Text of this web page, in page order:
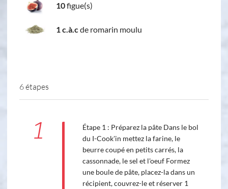
10figue(s)
1 c.à.cde romarin moulu
6 étapes
1
Étape 1 : Préparez la pâte Dans le bol
du I-Cook'in mettez la farine, le
beurre coupé en petits carrés, la
cassonnade, le sel et l'oeuf Formez
une boule de pâte, placez-la dans un
récipient, couvrez-le et réserver 1